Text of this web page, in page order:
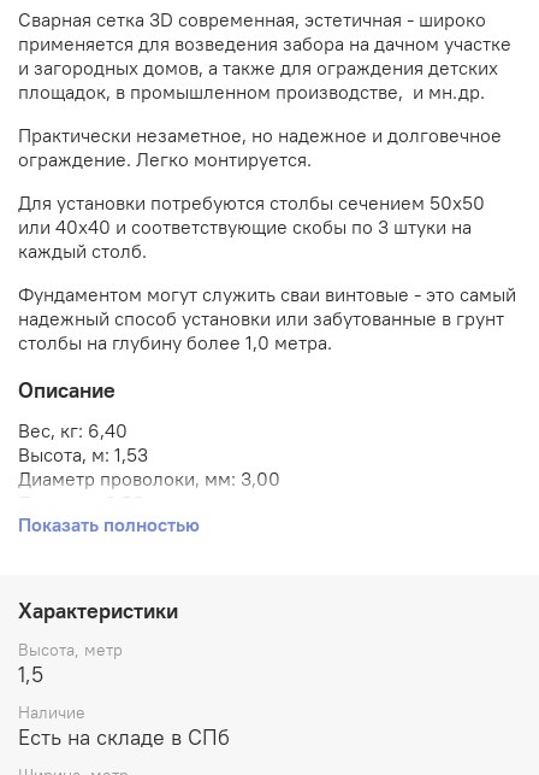
Сварная сетка 3D современная, эстетичная - широко
применяется для возведения забора на дачном участке
и загородных домов, а также для ограждения детских
площадок, в промышленном производстве, и мн.др.
Практически незаметное, но надежное и долговечное
ограждение. Легко монтируется.
Для установки потребуются столбы сечением 50х50
или 40х40 и соответствующие скобы по 3 штуки на
каждый столб.
Фундаментом могут служить сваи винтовые - это самый
надежный способ установки или забутованные в грунт
столбы на глубину более 1,0 метра.
Описание
Вес, кг: 6,40
Высота, м: 1,53
Диаметр проволоки, мм: 3,00
Покрытие: Цинк + полимерное (ППК)
Рёбра жёсткости, шт.:
Страна происхождения:
Тип: Сварные панели 3D
Цвет:
рёбрами жёсткости - 3 шт, ячейка 60х200 мм, покрытие
оцинковка + порошковая окраска в коричневый цвет по
RAL 8017.
Показать полностью
Характеристики
Высота, метр
1,5
Наличие
Есть на складе в СПб